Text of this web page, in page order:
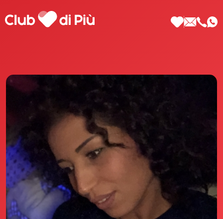
Scopri Club di Più
Le testimonianze Club di Più
La fondatrice Valeria Pilla
Annunci Donne
Agenzia matrimoniale Club di Più
Love Notebook